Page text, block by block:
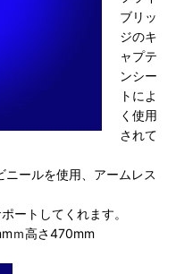
ブリッ
ジのキ
ャプテ
ンシー
トによ
く使用
されて
ールを使用、アームレス
ートしてくれます。
ｍ高さ470mm